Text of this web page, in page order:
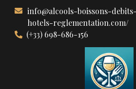
contenu
info@alcools-boissons-
hotels-reglementation.com/
(+33) 698-686-156